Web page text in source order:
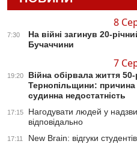
8
7:30
На війні загинув 20-
Бучаччини
7
19:20
Війна обірвала життя
Тернопільщини: причина
судинна недостатність
17:15
Нагодувати людей у
відповідально
17:11 New Brain: відгуки